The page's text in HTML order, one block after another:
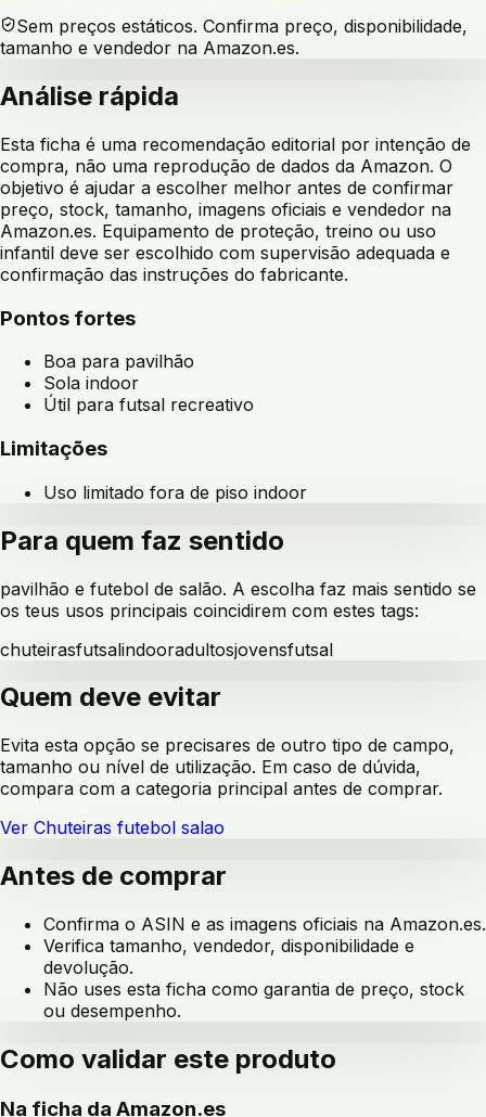
Sem preços estáticos. Confirma preço, disponibilidade,
tamanho e vendedor na Amazon.es.
Análise rápida
Esta ficha é uma recomendação editorial por intenção de
compra, não uma reprodução de dados da Amazon. O
objetivo é ajudar a escolher melhor antes de confirmar
preço, stock, tamanho, imagens oficiais e vendedor na
Amazon.es. Equipamento de proteção, treino ou uso
infantil deve ser escolhido com supervisão adequada e
confirmação das instruções do fabricante.
Pontos fortes
Boa para pavilhão
Sola indoor
Útil para futsal recreativo
Limitações
Uso limitado fora de piso indoor
Para quem faz sentido
pavilhão e futebol de salão. A escolha faz mais sentido se
os teus usos principais coincidirem com estes tags:
chuteirasfutsalindooradultosjovensfutsal
Quem deve evitar
Evita esta opção se precisares de outro tipo de campo,
tamanho ou nível de utilização. Em caso de dúvida,
compara com a categoria principal antes de comprar.
Ver Chuteiras futebol salao
Antes de comprar
Confirma o ASIN e as imagens oficiais na Amazon.es.
Verifica tamanho, vendedor, disponibilidade e
devolução.
Não uses esta ficha como garantia de preço, stock
ou desempenho.
Como validar este produto
Na ficha da Amazon.es